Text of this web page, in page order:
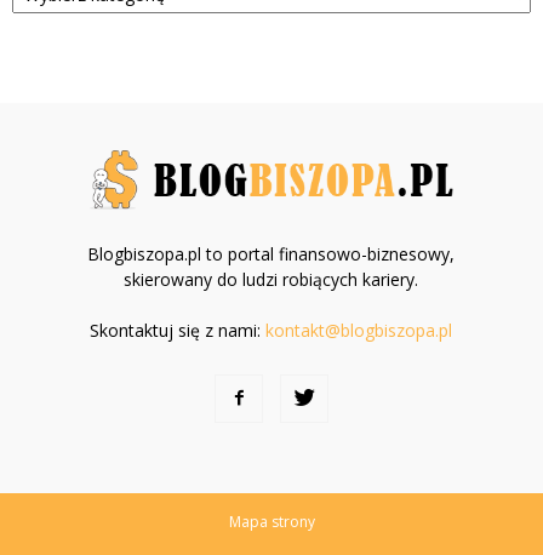
Blogbiszopa.pl to portal finansowo-biznesowy,
skierowany do ludzi robiących kariery.
Skontaktuj się z nami:kontakt@blogbiszopa.pl
Mapa strony